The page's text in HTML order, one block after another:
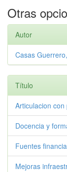
Otras
Autor
Casas
Título
Articulacion
Docencia y
Fuentes
Mejoras